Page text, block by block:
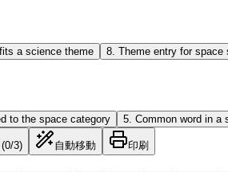
a science theme 8. Theme entry for space
to the space category 5 Common word in a
3) 自動移動 印刷